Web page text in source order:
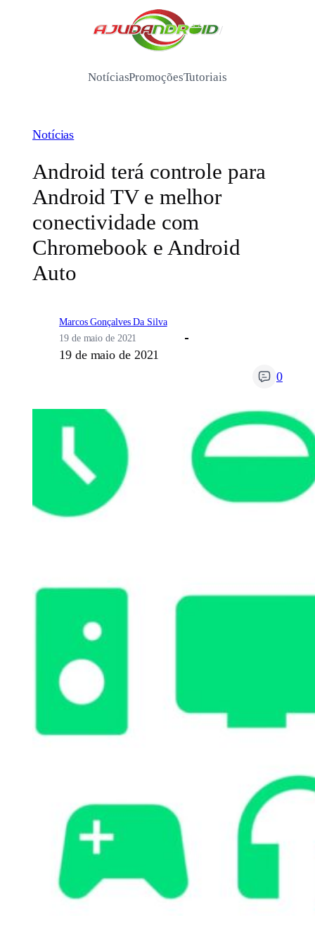
/
NotíciasPromoçõesTutoriais
Notícias
Android terá controle para
Android TV e melhor
conectividade com
Chromebook e Android
Auto
Marcos Gonçalves Da Silva
19 de maio de 2021
19 de maio de 2021
0